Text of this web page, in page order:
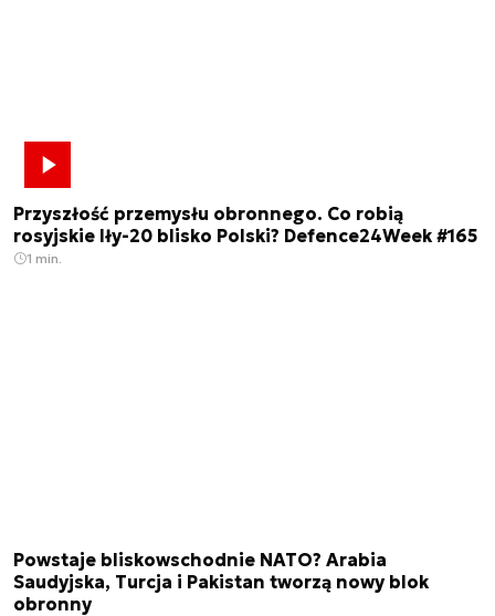
Przyszłość przemysłu obronnego. Co robią
rosyjskie Iły-20 blisko Polski? Defence24Week #165
1 min.
Powstaje bliskowschodnie NATO? Arabia
Saudyjska, Turcja i Pakistan tworzą nowy blok
obronny